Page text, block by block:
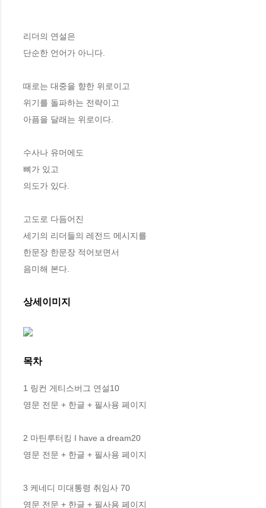
리더의 연설은
단순한 언어가 아니다.
때로는 대중을 향한 위로이고
위기를 돌파하는 전략이고
아픔을 달래는 위로이다.
수사나 유머에도
뼈가 있고
의도가 있다.
고도로 다듬어진
세기의 리더들의 레전드 메시지를
한문장 한문장 적어보면서
음미해 본다.
상세이미지
목차
1 링컨 게티스버그 연설10
영문 전문 + 한글 + 필사용 페이지
2 마틴루터킹 I have a dream20
영문 전문 + 한글 + 필사용 페이지
3 케네디 미대통령 취임사 70
영문 전문 + 한글 + 필사용 페이지